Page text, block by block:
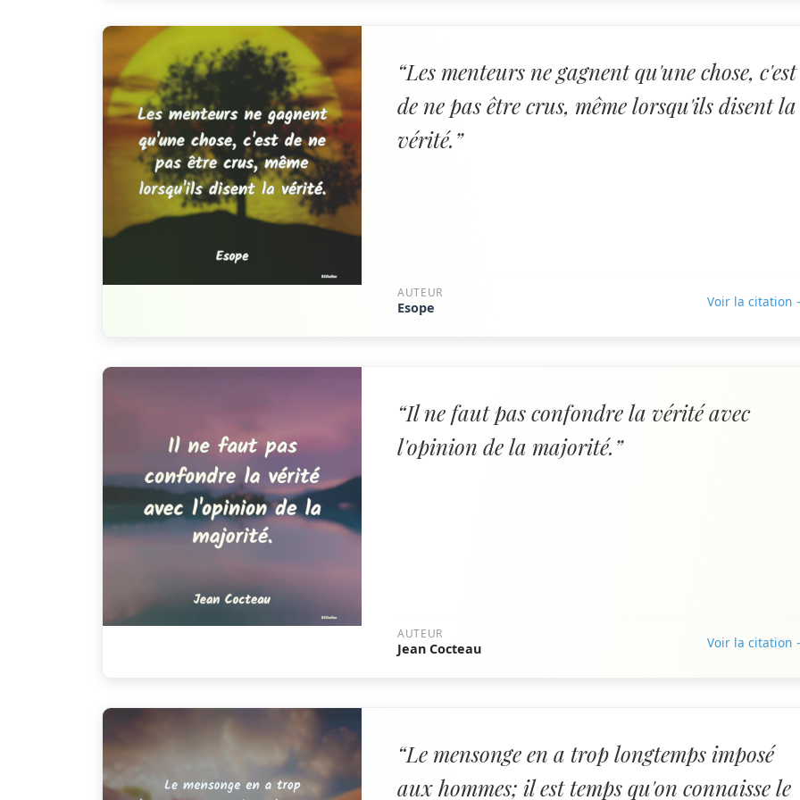
“Les menteurs ne gagnent qu'une chose, c'est
de ne pas être crus, même lorsqu'ils disent la
vérité.”
AUTEUR
Esope Voir la citation
“Il ne faut pas confondre la vérité avec
l'opinion de la majorité.”
AUTEUR
Jean Cocteau Voir la citation
“Le mensonge en a trop longtemps imposé
aux hommes; il est temps qu'on connaisse le